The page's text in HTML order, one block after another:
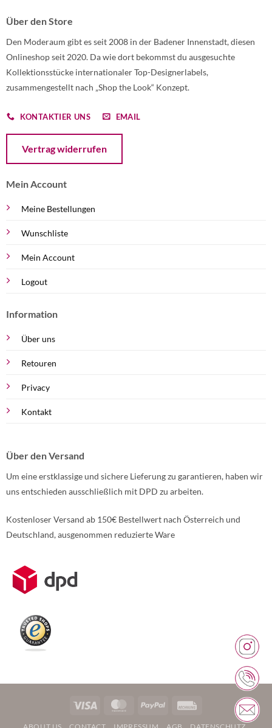
Über den Store
Den Moderaum gibt es seit 2008 in der Badener Innenstadt, diesen
Onlineshop seit 2020. Da wie dort bekommst du ausgesuchte
Kollektionsstücke internationaler Top-Designerlabels,
zusammengestellt nach „Shop the Look“ Konzept.
KONTAKTIER UNS EMAIL
Vertrag widerrufen
Mein Account
Meine Bestellungen
Wunschliste
Mein Account
Logout
Information
Über uns
Retouren
Privacy
Kontakt
Über den Versand
Um eine erstklassige und sichere Lieferung zu garantieren, haben wir
uns entschieden ausschließlich mit DPD zu arbeiten.
Kostenloser Versand ab 150€ Bestellwert nach Österreich und
Deutschland, ausgenommen reduzierte Ware
Weitere Informationen über den gesperrten Inhalt.
Visa MasterCardPayPal